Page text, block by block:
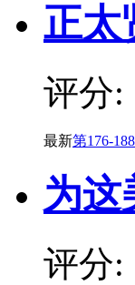
正太
评分:
最新第176-
为这
评分: